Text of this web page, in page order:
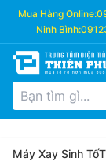
Mua Hàng Online:
Ninh Bình:
Máy Xay Sinh Tố